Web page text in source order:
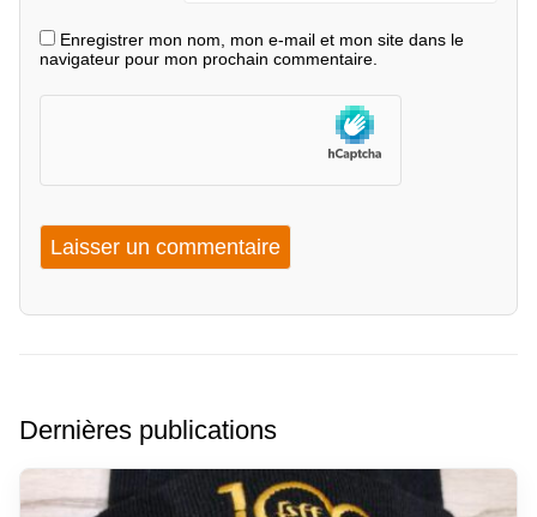
Enregistrer mon nom, mon e-mail et mon site dans le
navigateur pour mon prochain commentaire.
Dernières publications